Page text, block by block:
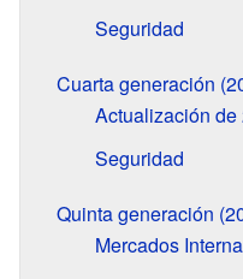
Seguridad
Cuarta generación
Actualización de
Seguridad
Quinta generación
Mercados